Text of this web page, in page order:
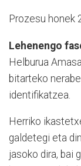
Prozesu honek
Lehenengo
Helburua
bitarteko
identifikatzea.
Herriko
galdetegi eta
jasoko dira, bai